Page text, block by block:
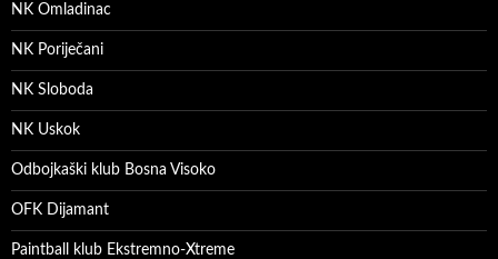
NK Omladinac
NK Poriječani
NK Sloboda
NK Uskok
Odbojkaški klub Bosna Visoko
OFK Dijamant
Paintball klub Ekstremno-Xtreme